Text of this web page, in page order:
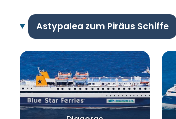
Astypalea zum Piräus Schiffe